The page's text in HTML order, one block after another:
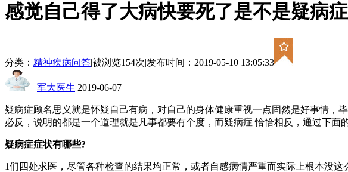
感觉自己得了大病快要死了是不是疑病
分类： 精神疾病问答|被浏览154次|发布时间：2019-05-10 13:05:33
军大医生 2019-06-07
疑病症顾名思义就是怀疑自己有病，对自己的身体健康重视一点固然是好事情
必反，说明的都是一个道理就是凡事都要有个度，而疑病症 恰恰相反，通过下面
疑病症症状有哪些?
1们四处求医，尽管各种检查的结果均正常，或者自感病情严重而实际上根本没